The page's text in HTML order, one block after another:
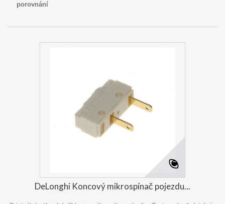
porovnání
DeLonghi Koncový mikrospínač pojezdu...